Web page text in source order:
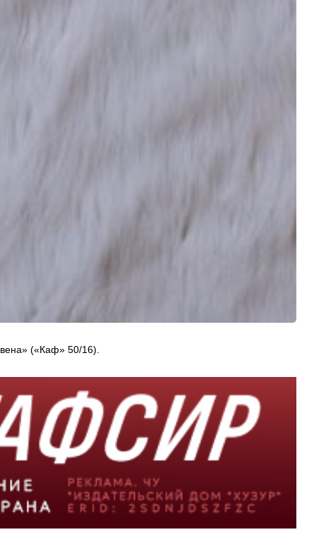
(«Каф» 50/16).